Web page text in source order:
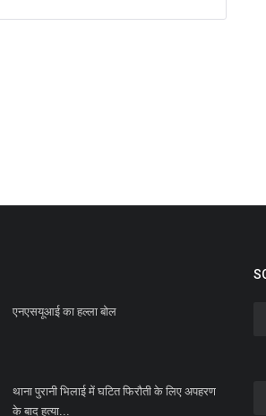
एनएसयूआई का हल्ला बोल
थाना पुरानी भिलाई में घटित फिरौती के लिए अपहरण
के बाद हत्या...